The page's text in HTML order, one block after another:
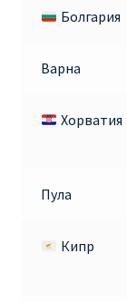
Болгария
Варна
Хорватия
Пула
Кипр